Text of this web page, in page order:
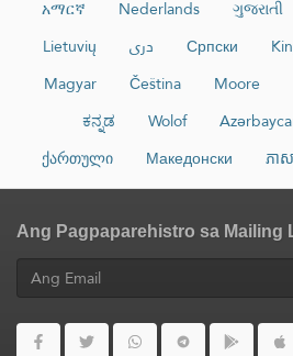
አማርኛ
Nederlands ગુજરાતી
Lietuvių
دری Српски
Magyar
Čeština Moore
ಕನ್ನಡ
Wolof
ქართული
Македонски ភាស
Ang Pagpaparehistro sa Mailing